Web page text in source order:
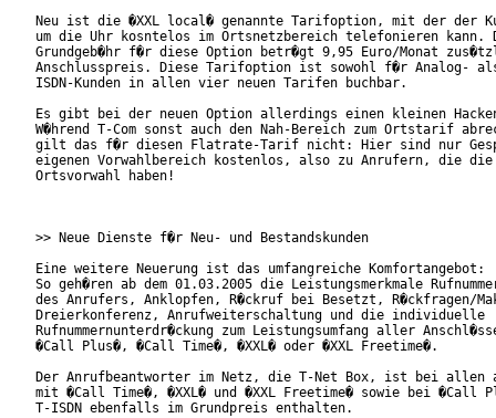
Neu ist die �XXL local� genannte Tarifoption, mit der der
um die Uhr kosntelos im Ortsnetzbereich telefonieren kann.
Grundgeb�hr f�r diese Option betr�gt 9,95 Euro/Monat
Anschlusspreis. Diese Tarifoption ist sowohl f�r Analog-
ISDN-Kunden in allen vier neuen Tarifen buchbar.
Es gibt bei der neuen Option allerdings einen kleinen
W�hrend T-Com sonst auch den Nah-Bereich zum Ortstarif
gilt das f�r diesen Flatrate-Tarif nicht: Hier sind nur
eigenen Vorwahlbereich kostenlos, also zu Anrufern, die
Ortsvorwahl haben!
>> Neue Dienste f�r Neu- und Bestandskunden
Eine weitere Neuerung ist das umfangreiche Komfortangebot:
So geh�ren ab dem 01.03.2005 die Leistungsmerkmale
des Anrufers, Anklopfen, R�ckruf bei Besetzt, R�ckfragen/
Dreierkonferenz, Anrufweiterschaltung und die individuelle
Rufnummernunterdr�ckung zum Leistungsumfang aller
�Call Plus�, �Call Time�, �XXL� oder �XXL Freetime�.
Der Anrufbeantworter im Netz, die T-Net Box, ist bei allen
mit �Call Time�, �XXL� und �XXL Freetime� sowie bei �Call
T-ISDN ebenfalls im Grundpreis enthalten.